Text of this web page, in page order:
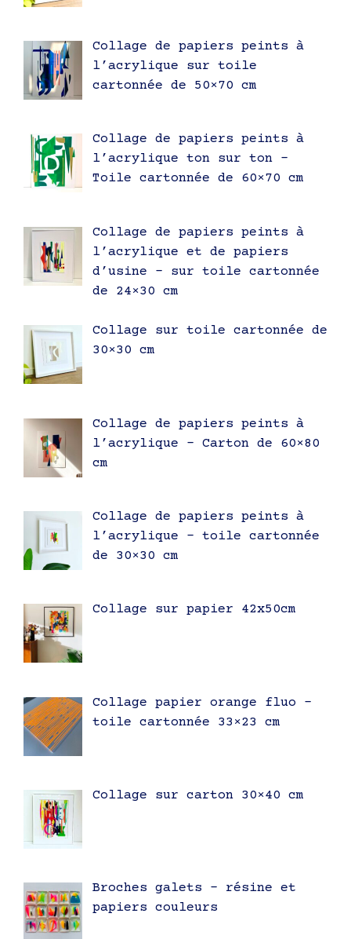
Collage de papiers peints à
l’acrylique sur toile
cartonnée de 50×70 cm
Collage de papiers peints à
l’acrylique ton sur ton –
Toile cartonnée de 60×70 cm
Collage de papiers peints à
l’acrylique et de papiers
d’usine – sur toile cartonnée
de 24×30 cm
Collage sur toile cartonnée de
30×30 cm
Collage de papiers peints à
l’acrylique – Carton de 60×80
cm
Collage de papiers peints à
l’acrylique – toile cartonnée
de 30×30 cm
Collage sur papier 42x50cm
Collage papier orange fluo –
toile cartonnée 33×23 cm
Collage sur carton 30×40 cm
Broches galets – résine et
papiers couleurs